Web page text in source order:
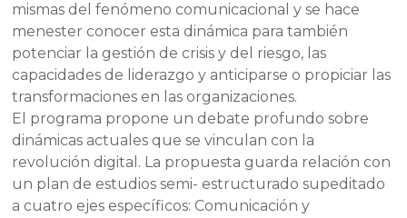
mismas del fenómeno comunicacional y se hace
menester conocer esta dinámica para también
potenciar la gestión de crisis y del riesgo, las
capacidades de liderazgo y anticiparse o propiciar las
transformaciones en las organizaciones.
El programa propone un debate profundo sobre
dinámicas actuales que se vinculan con la
revolución digital. La propuesta guarda relación con
un plan de estudios semi- estructurado supeditado
a cuatro ejes específicos: Comunicación y